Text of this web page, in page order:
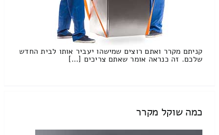
קניתם מקרר ואתם רוצים שמישהו יעביר אותו לבית החדש
שלכם. זה כנראה אומר שאתם צריכים […]
כמה שוקל מקרר